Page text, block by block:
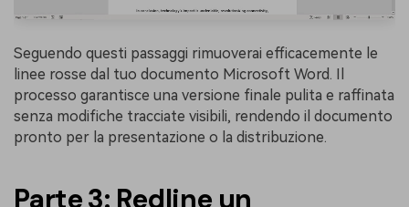
Seguendo questi passaggi rimuoverai efficacemente le
linee rosse dal tuo documento Microsoft Word. Il
processo garantisce una versione finale pulita e raffinata
senza modifiche tracciate visibili, rendendo il documento
pronto per la presentazione o la distribuzione.
Parte 3: Redline un